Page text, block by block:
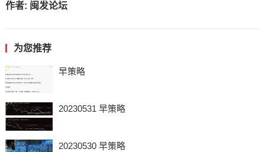
作者: 闽发论坛
为您推荐
早策略
20230531 早策略
20230530 早策略